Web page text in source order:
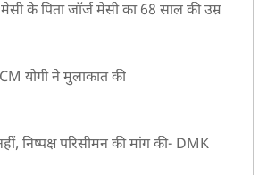
के पिता जॉर्ज मेसी का 68 साल की उम्र
CM योगी ने मुलाकात की
निष्पक्ष परिसीमन की मांग की- DMK